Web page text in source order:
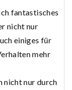
fantastisches
nicht nur
einiges für
mehr
nicht nur durch